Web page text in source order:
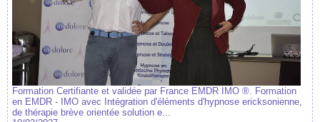
Formation Certifiante et validée par France EMDR IMO ®. Formation
en EMDR - IMO avec Intégration d'éléments d'hypnose ericksonienne,
de thérapie brève orientée solution e...